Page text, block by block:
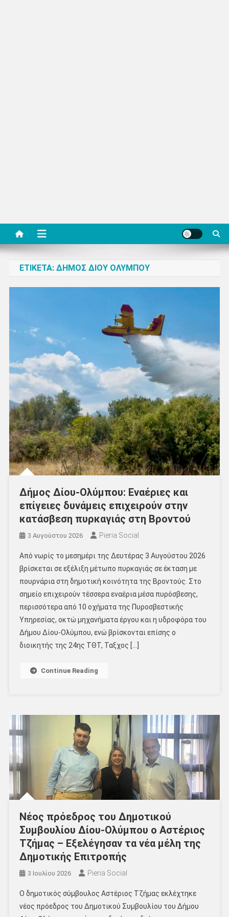
ΕΤΙΚΈΤΑ: ΔΉΜΟΣ ΔΊΟΥ ΟΛΎΜΠΟΥ
Δήμος Δίου-Ολύμπου: Εναέριες και
επίγειες δυνάμεις επιχειρούν στην
κατάσβεση πυρκαγιάς στη Βροντού
3 Αυγούστου 2026 Pieria Social
Από νωρίς το μεσημέρι της Δευτέρας 3 Αυγούστου 2026
βρίσκεται σε εξέλιξη μέτωπο πυρκαγιάς σε έκταση με
πουρνάρια στη δημοτική κοινότητα της Βροντούς. Στο
σημείο επιχειρούν τέσσερα εναέρια μέσα πυρόσβεσης,
περισσότερα από 10 οχήματα της Πυροσβεστικής
Υπηρεσίας, οκτώ μηχανήματα έργου και η υδροφόρα του
Δήμου Δίου-Ολύμπου, ενώ βρίσκονται επίσης ο
διοικητής της 24ης ΤΘΤ, Ταξχος […]
Continue Reading
Νέος πρόεδρος του Δημοτικού
Συμβουλίου Δίου-Ολύμπου ο Αστέριος
Τζήμας – Εξελέγησαν τα νέα μέλη της
Δημοτικής Επιτροπής
3 Ιουλίου 2026 Pieria Social
Ο δημοτικός σύμβουλος Αστέριος Τζήμας εκλέχτηκε
νέος πρόεδρος του Δημοτικού Συμβουλίου του Δήμου